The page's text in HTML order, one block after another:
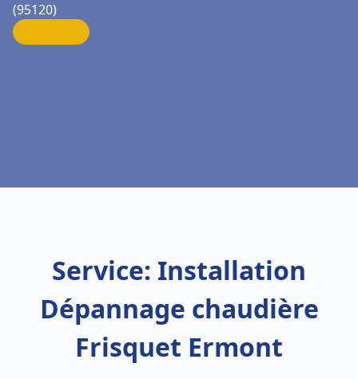
(95120)
Service: Installation
Dépannage chaudière
Frisquet Ermont